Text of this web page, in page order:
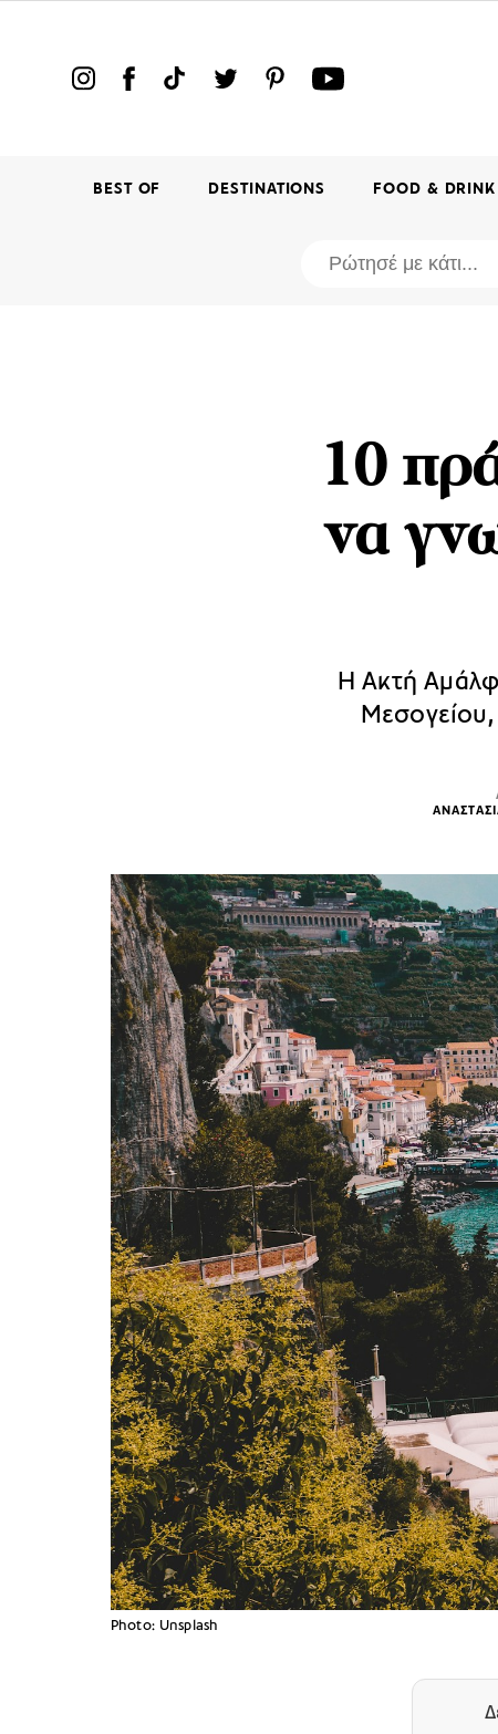
BEST OF DESTINATIONS FOOD & DRINK
10
να
Η Ακτή
Μεσογείου,
Photo: Unsplash